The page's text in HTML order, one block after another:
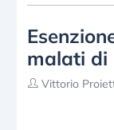
malati di
Vittorio